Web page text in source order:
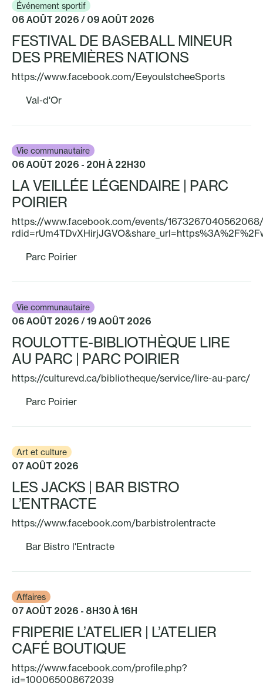
Événement sportif
06 AOÛT 2026 / 09 AOÛT 2026
FESTIVAL DE BASEBALL MINEUR
DES PREMIÈRES NATIONS
https://www.facebook.com/EeyouIstcheeSports
Val-d'Or
Vie communautaire
06 AOÛT 2026 - 20H À 22H30
LA VEILLÉE LÉGENDAIRE | PARC
POIRIER
https://www.facebook.com/events/
Parc Poirier
Vie communautaire
06 AOÛT 2026 / 19 AOÛT 2026
ROULOTTE-BIBLIOTHÈQUE LIRE
AU PARC | PARC POIRIER
https://culturevd.ca/bibliotheque/service/lire-au-parc/
Parc Poirier
Art et culture
07 AOÛT 2026
LES JACKS | BAR BISTRO
L’ENTRACTE
https://www.facebook.com/barbistrolentracte
Bar Bistro l'Entracte
Affaires
07 AOÛT 2026 - 8H30 À 16H
FRIPERIE L’ATELIER | L’ATELIER
CAFÉ BOUTIQUE
https://www.facebook.com/profile.php?
id=100065008672039